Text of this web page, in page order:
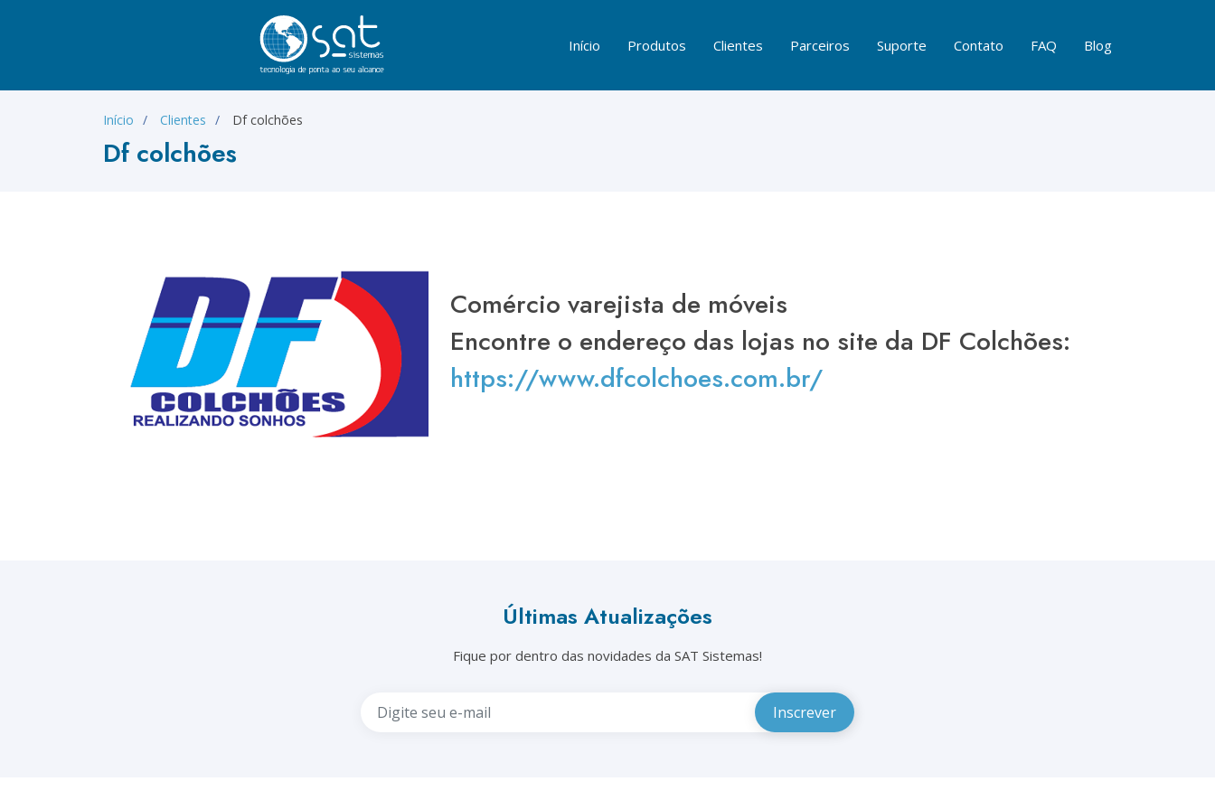
Início Clientes Df colchões
Df colchões
Início Produtos Clientes Parceiros Suporte Contato FAQ Blog
Comércio varejista de móveis
Encontre o endereço das lojas no site da DF Colchões:
https://www.dfcolchoes.com.br/
Últimas Atualizações
Fique por dentro das novidades da SAT Sistemas!